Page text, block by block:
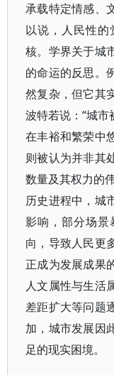
承载特定情感、
以说，人民性
核。学界关于城
的命运的反思。
然复杂，但它其
波特若说：“城
在丰裕和繁荣中
则被认为并非其
数量及其权力的
历史进程中，城
影响，部分场
向，导致人民更
正成为发展成果
人文属性与生活
差距扩大等问题
加，城市发展因
足的现实困境。